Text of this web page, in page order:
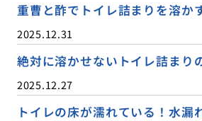
重曹と酢でトイレ詰まりを溶か
2025.12.31
絶対に溶かせないトイレ詰まり
2025.12.27
トイレの床が濡れている！水漏